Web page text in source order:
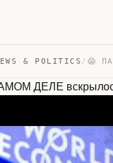
& POLITICS /
ДЕЛЕ